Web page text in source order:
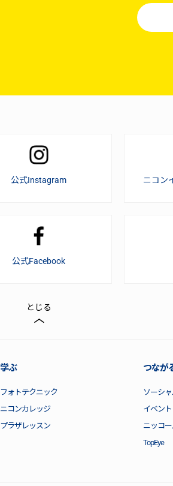
公式Instagram ニコン
公式Facebook
とじる
学ぶ
フォトテクニック
ニコンカレッジ
プラザレッスン
つなが
ソーシ
イベント
ニッコ
TopEye